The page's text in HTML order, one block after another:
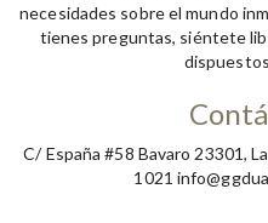
necesidades sobre el mundo
tienes preguntas, siéntete
C/ España #58 Bavaro 23301,
1021